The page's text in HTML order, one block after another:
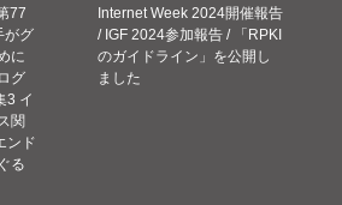
77
がグ
に
グ
3 イ
関
ンド
る
Internet Week 2024開催報告
/ IGF 2024参加報告 / 「RPKI
のガイドライン」を公開し
ました